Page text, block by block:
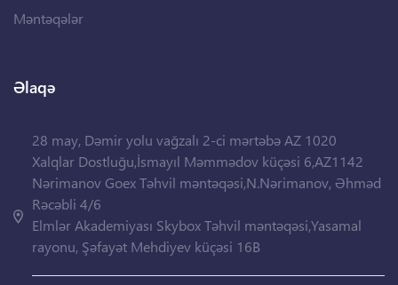
Məntəqələr
Əlaqə
28 may, Dəmir yolu vağzalı 2-ci mərtəbə AZ 1020
Xalqlar Dostluğu,İsmayıl Məmmədov küçəsi 6,AZ1142
Nərimanov Goex Təhvil məntəqəsi,N.Nərimanov, Əhməd
Rəcəbli 4/6
Elmlər Akademiyası Skybox Təhvil məntəqəsi,Yasamal
rayonu, Şəfayət Mehdiyev küçəsi 16B